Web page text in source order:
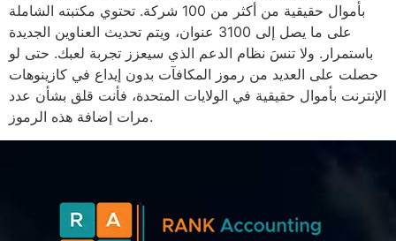
بأموال حقيقية من أكثر من 100 شركة. تحتوي مكتبته الشاملة
على ما يصل إلى 3100 عنوان، ويتم تحديث العناوين الجديدة
باستمرار. ولا تنسَ نظام الدعم الذي سيعزز تجربة لعبك. حتى لو
حصلت على العديد من رموز المكافآت بدون إيداع في كازينوهات
الإنترنت بأموال حقيقية في الولايات المتحدة، فأنت قلق بشأن عدد
مرات إضافة هذه الرموز.